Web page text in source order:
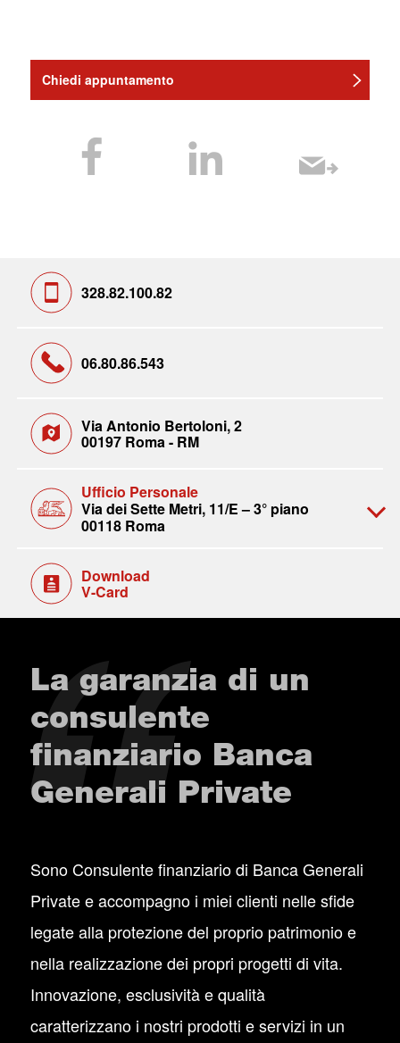
Chiedi appuntamento
328.82.100.82
06.80.86.543
Via Antonio Bertoloni, 2
00197 Roma - RM
Ufficio Personale
Via dei Sette Metri, 11/E – 3° piano
00118 Roma
Download
V-Card
La garanzia di un
consulente
finanziario Banca
Generali Private
Sono Consulente finanziario di Banca Generali
Private e accompagno i miei clienti nelle sfide
legate alla protezione del proprio patrimonio e
nella realizzazione dei propri progetti di vita.
Innovazione, esclusività e qualità
caratterizzano i nostri prodotti e servizi in un